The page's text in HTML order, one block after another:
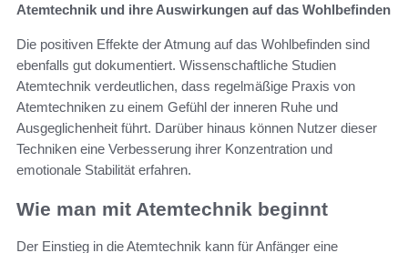
Atemtechnik und ihre Auswirkungen auf das Wohlbefinden
Die positiven Effekte der Atmung auf das Wohlbefinden sind
ebenfalls gut dokumentiert. Wissenschaftliche Studien
Atemtechnik verdeutlichen, dass regelmäßige Praxis von
Atemtechniken zu einem Gefühl der inneren Ruhe und
Ausgeglichenheit führt. Darüber hinaus können Nutzer dieser
Techniken eine Verbesserung ihrer Konzentration und
emotionale Stabilität erfahren.
Wie man mit Atemtechnik beginnt
Der Einstieg in die Atemtechnik kann für Anfänger eine